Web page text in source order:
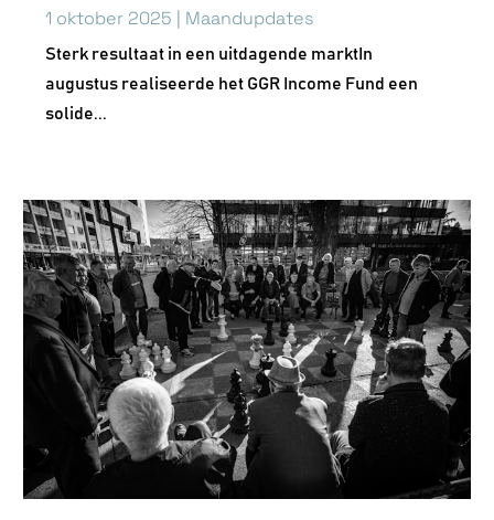
1 oktober 2025 | Maandupdates
Sterk resultaat in een uitdagende marktIn
augustus realiseerde het GGR Income Fund een
solide...